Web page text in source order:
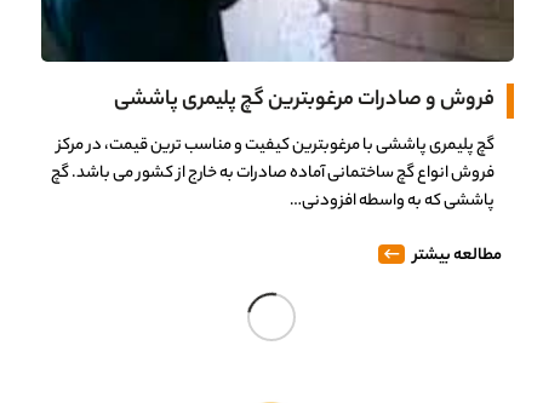
فروش و صادرات مرغوبترین گچ پلیمری پاششی
گچ پلیمری پاششی با مرغوبترین کیفیت و مناسب ترین قیمت، در مرکز
فروش انواع گچ ساختمانی آماده صادرات به خارج از کشور می باشد. گچ
پاششی که به واسطه افزودنی…
مطالعه بیشتر